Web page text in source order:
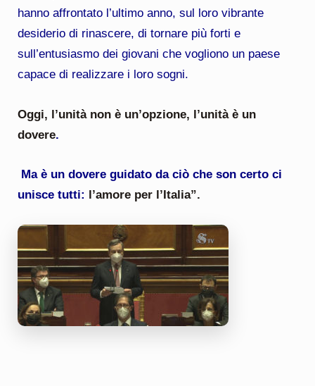
hanno affrontato l’ultimo anno, sul loro vibrante
desiderio di rinascere, di tornare più forti e
sull’entusiasmo dei giovani che vogliono un paese
capace di realizzare i loro sogni.
Oggi, l’unità non è un’opzione, l’unità è un
dovere.
Ma è un dovere guidato da ciò che son certo ci
unisce tutti:
l’amore per l’Italia”.